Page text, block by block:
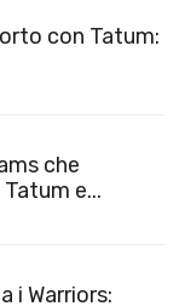
con Tatum:
che
e...
i Warriors: